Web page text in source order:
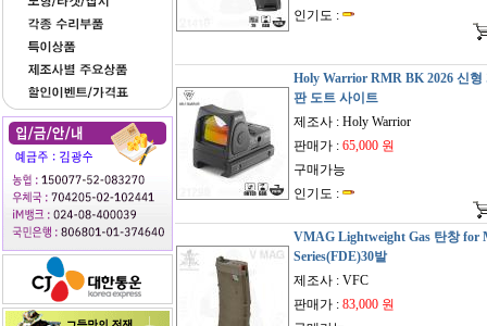
인기도 :
Holy Warrior RMR BK 2026 신형
판 도트 사이트
제조사 : Holy Warrior
판매가 : 65,000 원
구매가능
인기도 :
VMAG Lightweight Gas 탄창 for
Series(FDE)30발
제조사 : VFC
판매가 : 83,000 원